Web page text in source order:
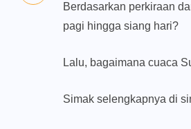
Berdasarkan perkiraan
pagi hingga siang hari?
Lalu, bagaimana cuaca
Simak selengkapnya di